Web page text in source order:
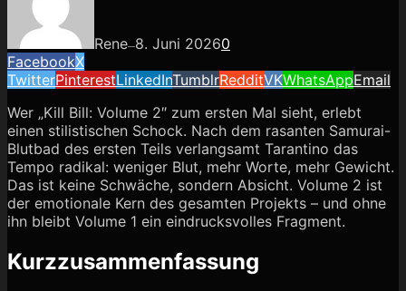
Rene—8. Juni 20260
FacebookX
TwitterPinterestLinkedInTumblrRedditVKWhatsAppEmail
Wer „Kill Bill: Volume 2″ zum ersten Mal sieht, erlebt
einen stilistischen Schock. Nach dem rasanten Samurai-
Blutbad des ersten Teils verlangsamt Tarantino das
Tempo radikal: weniger Blut, mehr Worte, mehr Gewicht.
Das ist keine Schwäche, sondern Absicht. Volume 2 ist
der emotionale Kern des gesamten Projekts – und ohne
ihn bleibt Volume 1 ein eindrucksvolles Fragment.
Kurzzusammenfassung